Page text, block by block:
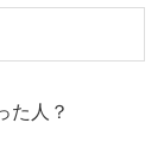
た人？